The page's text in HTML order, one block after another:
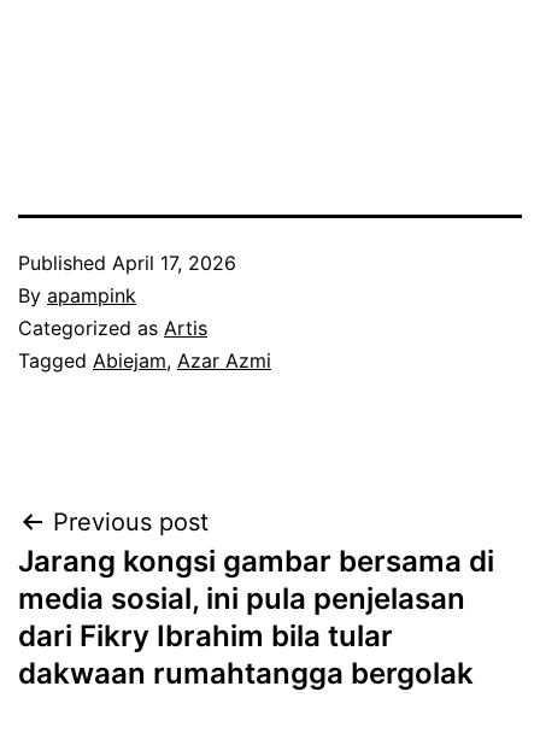
Published April 17, 2026
By apampink
Categorized as Artis
Tagged Abiejam, Azar Azmi
Post
navigation
Previous post
Jarang kongsi gambar bersama di
media sosial, ini pula penjelasan
dari Fikry Ibrahim bila tular
dakwaan rumahtangga bergolak